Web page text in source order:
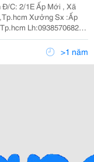
Sx :Ấp
Tại Đây
>1 năm